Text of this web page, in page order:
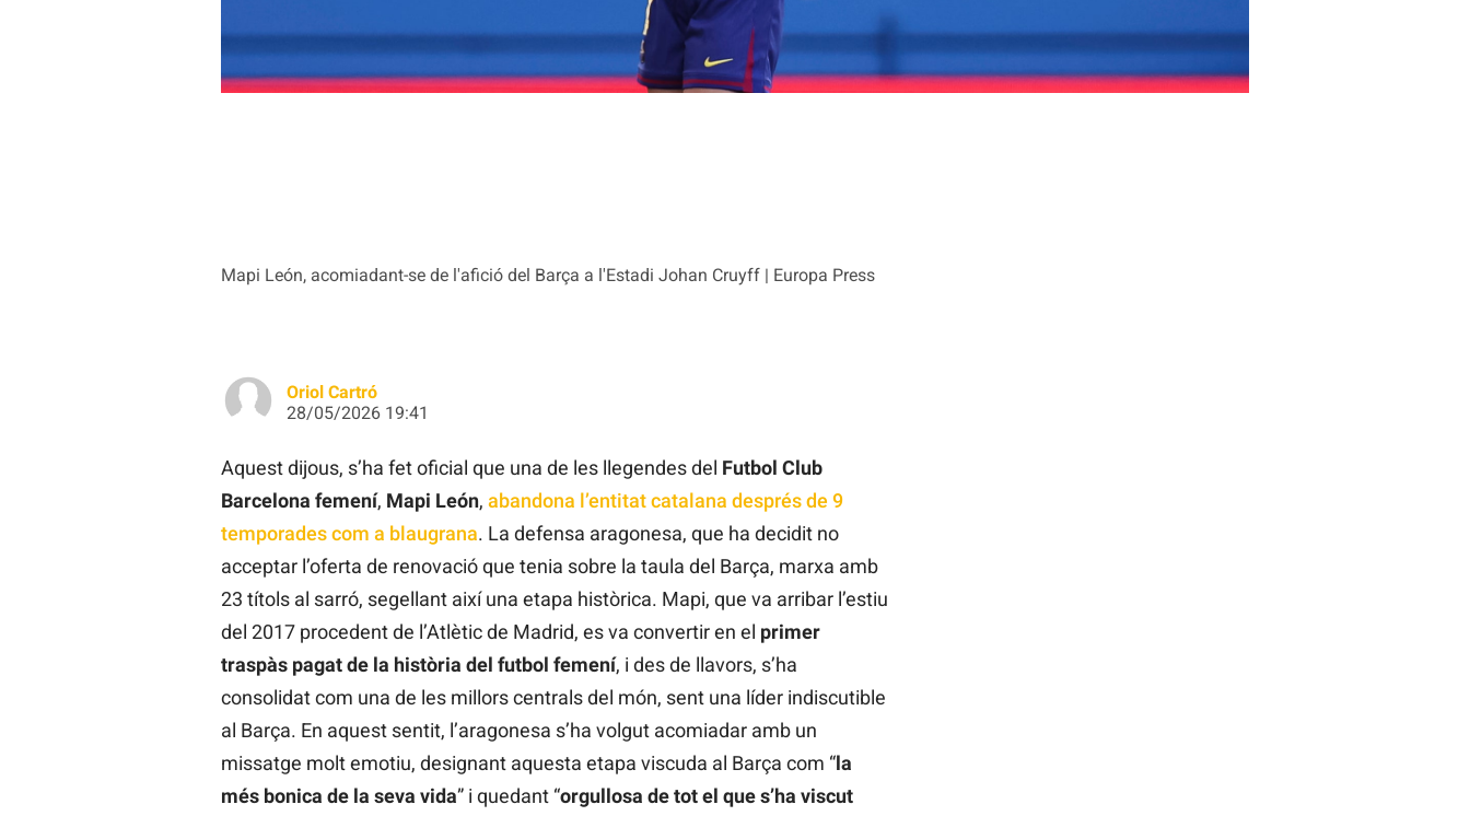
Mapi León, acomiadant-se de l'afició del Barça a l'Estadi Johan Cruyff | Europa Press
Oriol Cartró
28/05/2026 19:41
Aquest dijous, s’ha fet oficial que una de les llegendes del Futbol Club
Barcelona femení, Mapi León, abandona l’entitat catalana després de 9
temporades com a blaugrana. La defensa aragonesa, que ha decidit no
acceptar l’oferta de renovació que tenia sobre la taula del Barça, marxa amb
23 títols al sarró, segellant així una etapa històrica. Mapi, que va arribar l’estiu
del 2017 procedent de l’Atlètic de Madrid, es va convertir en el primer
traspàs pagat de la història del futbol femení, i des de llavors, s’ha
consolidat com una de les millors centrals del món, sent una líder indiscutible
al Barça. En aquest sentit, l’aragonesa s’ha volgut acomiadar amb un
missatge molt emotiu, designant aquesta etapa viscuda al Barça com “la
més bonica de la seva vida” i quedant “orgullosa de tot el que s’ha viscut